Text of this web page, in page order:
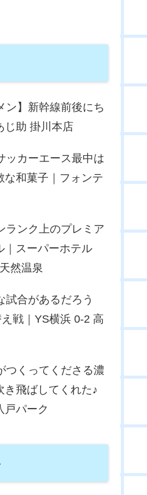
ン】新幹線前後にち
じ助 掛川本店
ッカーエース最中は
な和菓子｜フォンテ
ランク上のプレミア
｜スーパーホテル
然温泉
試合があるだろう
戦｜YS横浜 0-2 高
つくってくださる濃
き飛ばしてくれた♪
戸パーク